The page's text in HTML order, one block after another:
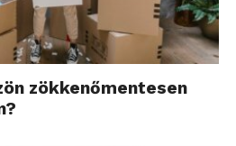
zökkenőmentesen